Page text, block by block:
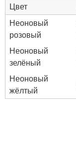
Цвет
Неоновый
розовый
Неоновый
зелёный
Неоновый
жёлтый